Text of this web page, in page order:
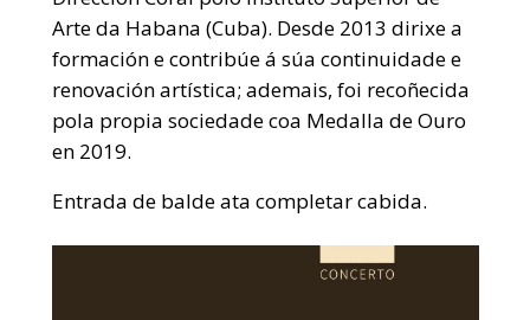
Arte da Habana (Cuba). Desde 2013 dirixe a
formación e contribúe á súa continuidade e
renovación artística; ademais, foi recoñecida
pola propia sociedade coa Medalla de Ouro
en 2019.
Entrada de balde ata completar cabida.